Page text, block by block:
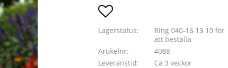
Lägg till i favoriter
Lagerstatus
Ring 040-16 13 10 för
att beställa
Artikelnr
4088
Leveranstid
Ca 3 veckor